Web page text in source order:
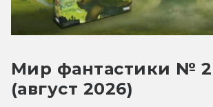
Мир фантастики №
(август 2026)